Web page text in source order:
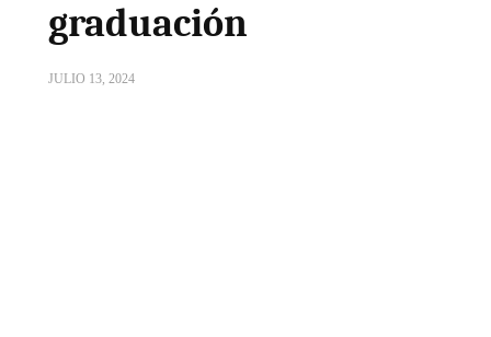
graduación
JULIO 13, 2024